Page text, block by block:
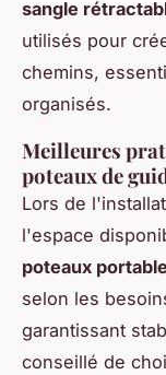
sangle
utilisés pour
chemins,
organisés.
Meilleures
poteaux de
Lors de
l'espace
poteaux
selon les
garantissant
conseillé de